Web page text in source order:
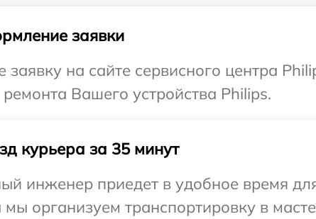
заявки
заявку на сайте сервисного центра
Вашего устройства Philips.
курьера за 35 минут
инженер приедет в удобное время
мы организуем транспортировку в